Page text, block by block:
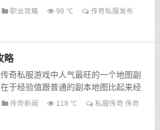
现在传奇中最出名的一个地方，我
职业攻略 98 ℃
传奇私服发布
略
奇私服游戏中人气最旺的一个地图副
于经验值跟普通的副本地图比起来经
验值就值得玩家们为之疯狂...
传奇新闻 118 ℃ 私服传奇 传奇